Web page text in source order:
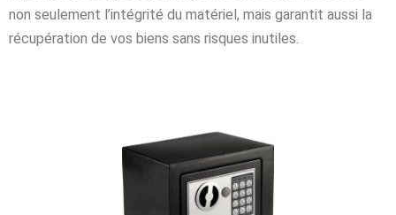
non seulement l’intégrité du matériel, mais garantit aussi la
récupération de vos biens sans risques inutiles.